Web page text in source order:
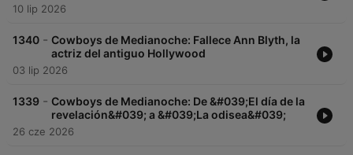
10 lip 2026
1340 - Cowboys de Medianoche: Fallece Ann Blyth, la
actriz del antiguo Hollywood
03 lip 2026
1339 - Cowboys de Medianoche: De &#039;El día de la
revelación&#039; a &#039;La odisea&#039;
26 cze 2026